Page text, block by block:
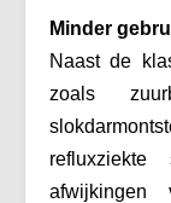
Minder
Naast de
zoals
afwijkingen